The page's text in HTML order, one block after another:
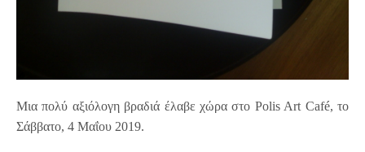
Μια πολύ αξιόλογη βραδιά έλαβε χώρα στο Polis Art Café, το
Σάββατο, 4 Μαΐου 2019.